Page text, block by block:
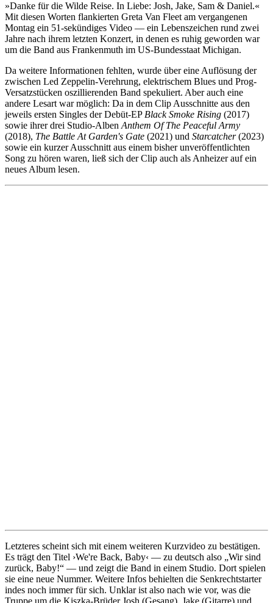
»Danke für die Wilde Reise. In Liebe: Josh, Jake, Sam & Daniel.«
Mit diesen Worten flankierten Greta Van Fleet am vergangenen
Montag ein 51-sekündiges Video — ein Lebenszeichen rund zwei
Jahre nach ihrem letzten Konzert, in denen es ruhig geworden war
um die Band aus Frankenmuth im US-Bundesstaat Michigan.
Da weitere Informationen fehlten, wurde über eine Auflösung der
zwischen Led Zeppelin-Verehrung, elektrischem Blues und Prog-
Versatzstücken oszillierenden Band spekuliert. Aber auch eine
andere Lesart war möglich: Da in dem Clip Ausschnitte aus den
jeweils ersten Singles der Debüt-EP Black Smoke Rising (2017)
sowie ihrer drei Studio-Alben Anthem Of The Peaceful Army
(2018), The Battle At Garden's Gate (2021) und Starcatcher(2023)
sowie ein kurzer Ausschnitt aus einem bisher unveröffentlichten
Song zu hören waren, ließ sich der Clip auch als Anheizer auf ein
neues Album lesen.
Letzteres scheint sich mit einem weiteren Kurzvideo zu bestätigen.
Es trägt den Titel ›We're Back, Baby‹ — zu deutsch also „Wir sind
zurück, Baby!“ — und zeigt die Band in einem Studio. Dort spielen
sie eine neue Nummer. Weitere Infos behielten die Senkrechtstarter
indes noch immer für sich. Unklar ist also nach wie vor, was die